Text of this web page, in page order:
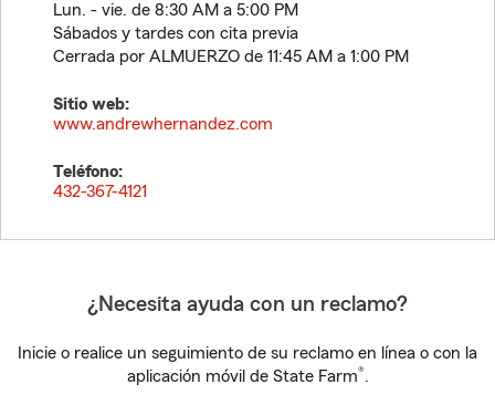
Lun. - vie. de 8:30 AM a 5:00 PM
Sábados y tardes con cita previa
Cerrada por ALMUERZO de 11:45 AM a 1:00 PM
Sitio web:
www.andrewhernandez.com
Teléfono:
432-367-4121
¿Necesita ayuda con un reclamo?
Inicie o realice un seguimiento de su reclamo en línea o con la
aplicación móvil de State Farm®.